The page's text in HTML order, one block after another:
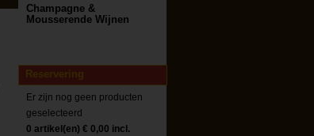
Champagne &
Mousserende Wijnen
Reservering
Er zijn nog geen producten
geselecteerd
0 artikel(en) € 0,00 incl.